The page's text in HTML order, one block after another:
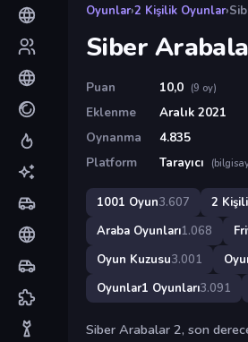
Oyunlar›2 Kişilik Oyunlar›
Siber
Puan 10,0 (9 oy)
Eklenme
Aralık 2021
Oynanma
4.835
Platform
Tarayıcı
1001 Oyun3.607 2
Araba Oyunları1.068
Oyun Kuzusu3.001
Oyunlar1 Oyunları3.091
Siber Arabalar 2, son